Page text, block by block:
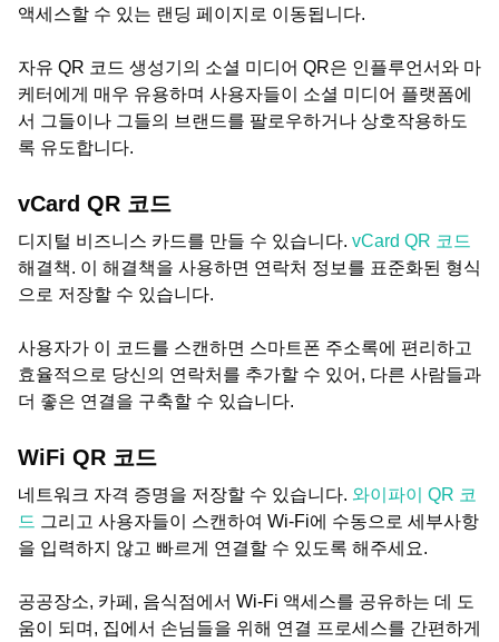
액세스할 수 있는 랜딩 페이지로 이동됩니다.
자유 QR 코드 생성기의 소셜 미디어 QR은 인플루언서와 마
케터에게 매우 유용하며 사용자들이 소셜 미디어 플랫폼에
서 그들이나 그들의 브랜드를 팔로우하거나 상호작용하도
록 유도합니다.
vCard QR 코드
디지털 비즈니스 카드를 만들 수 있습니다. vCard QR 코드
해결책. 이 해결책을 사용하면 연락처 정보를 표준화된 형식
으로 저장할 수 있습니다.
사용자가 이 코드를 스캔하면 스마트폰 주소록에 편리하고
효율적으로 당신의 연락처를 추가할 수 있어, 다른 사람들과
더 좋은 연결을 구축할 수 있습니다.
WiFi QR 코드
네트워크 자격 증명을 저장할 수 있습니다. 와이파이 QR 코
드 그리고 사용자들이 스캔하여 Wi-Fi에 수동으로 세부사항
을 입력하지 않고 빠르게 연결할 수 있도록 해주세요.
공공장소, 카페, 음식점에서 Wi-Fi 액세스를 공유하는 데 도
움이 되며, 집에서 손님들을 위해 연결 프로세스를 간편하게